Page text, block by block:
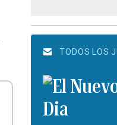
TODOS LOS